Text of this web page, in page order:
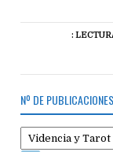
:
Nº DE PUBLICACIONES